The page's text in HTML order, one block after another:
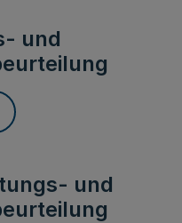
und
und